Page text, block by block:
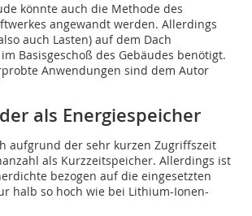
könnte auch die Methode des
angewandt werden. Allerdings
auch Lasten) auf dem Dach
Basisgeschoß des Gebäudes benötigt.
Anwendungen sind dem Autor
als Energiespeicher
aufgrund der sehr kurzen Zugriffszeit
als Kurzzeitspeicher. Allerdings ist
bezogen auf die eingesetzten
halb so hoch wie bei Lithium-Ionen-